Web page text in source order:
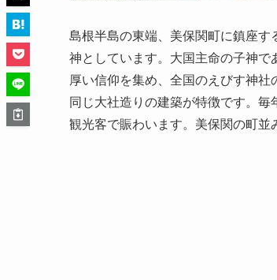
島根半島の東端、美保関町に鎮座
神としています。大国主命の子神
厚い信仰を集め、全国のえびす神
同じ大社造りの建築が特徴です。
観光客で賑わいます。美保関の町並